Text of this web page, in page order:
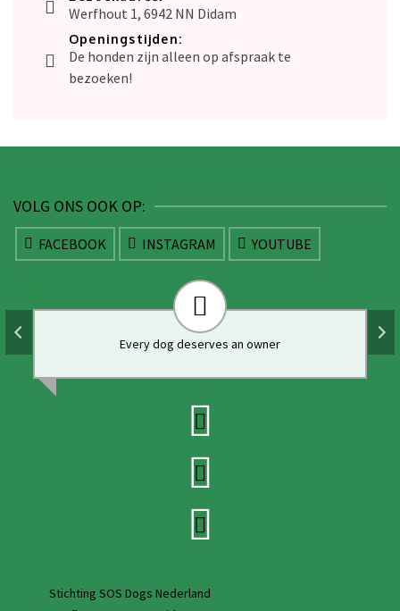
Werfhout 1, 6942 NN Didam
Openingstijden:
De honden zijn alleen op afspraak te
bezoeken!
VOLG ONS OOK OP:
FACEBOOK INSTAGRAM YOUTUBE
Every dog deserves an owner
Stichting SOS Dogs Nederland